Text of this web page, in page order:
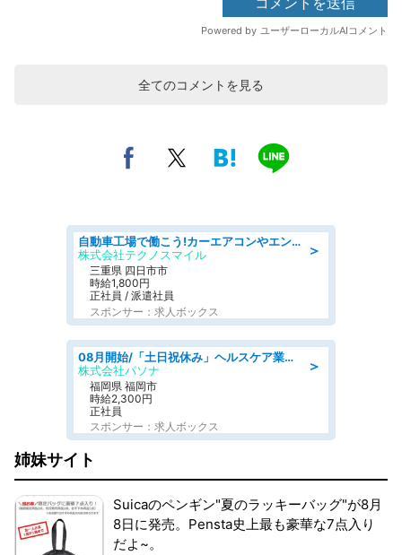
全てのコメントを見る
＞
自動車工場で働こう!カーエアコンやエンジンの製造・加工業務/寮完備 denso aichi
株式会社テクノスマイル
三重県 四日市市
時給1,800円
正社員 / 派遣社員
スポンサー：求人ボックス
＞
08月開始/「土日祝休み」ヘルスケア業界の産業保健師/高時給/未経験OK/要資格:保健師、正看護師
株式会社パソナ
福岡県 福岡市
時給2,300円
正社員
スポンサー：求人ボックス
姉妹サイト
Suicaのペンギン"夏のラッキーバッグ"が8月
8日に発売。Pensta史上最も豪華な7点入り
だよ~。